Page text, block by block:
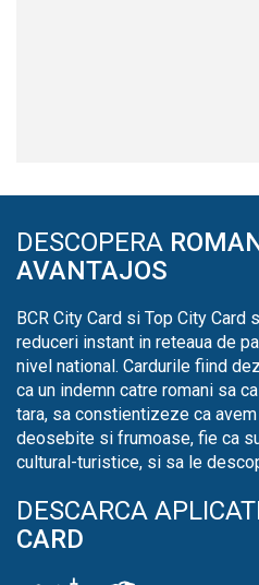
DESCOPERA
AVANTAJOS
BCR City Card si Top City Card
reduceri instant in reteaua de
nivel national. Cardurile fiind
ca un indemn catre romani sa
tara, sa constientizeze ca
deosebite si frumoase, fie ca
cultural-turistice, si sa le
DESCARCA
CARD